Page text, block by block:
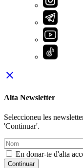
close
Alta Newsletter
Seleccioneu les
'Continuar'.
En donar-te d'alta
Continuar